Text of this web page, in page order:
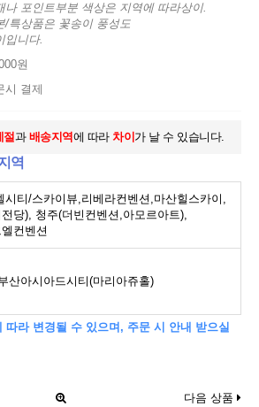
나 포인트부분 색상은 지역에 따라상이.
/특상품은 꽃송이 풍성도
입니다.
원
시 결제
절과 배송지역에 따라 차이 가 날 수 있습니다.
역
시티/스카이뷰,리베라컨벤션,마산힐스카이,
당), 청주(더빈컨벤션,아모르아트),
컨벤션
산아시아드시티(마리아쥬홀)
따라 변경될 수 있으며, 주문 시 안내 받으실
다음 상품